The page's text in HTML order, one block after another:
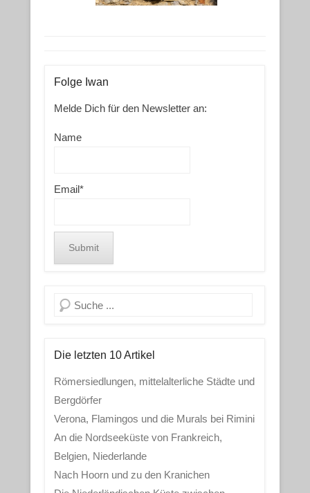
Folge Iwan
Melde Dich für den Newsletter an:
Name
Email*
Search
Die letzten 10 Artikel
Römersiedlungen, mittelalterliche Städte und
Bergdörfer
Verona, Flamingos und die Murals bei Rimini
An die Nordseeküste von Frankreich,
Belgien, Niederlande
Nach Hoorn und zu den Kranichen